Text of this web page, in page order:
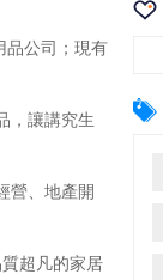
品公司；現有
，讓講究生
營、地產開
超凡的家居